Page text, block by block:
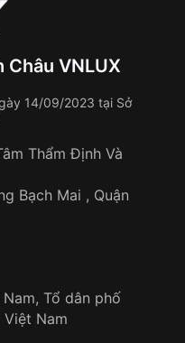
Châu VNLUX
14/09/2023 tại Sở
Thẩm Định Và
Bạch Mai , Quận
Tổ dân phố
Việt Nam